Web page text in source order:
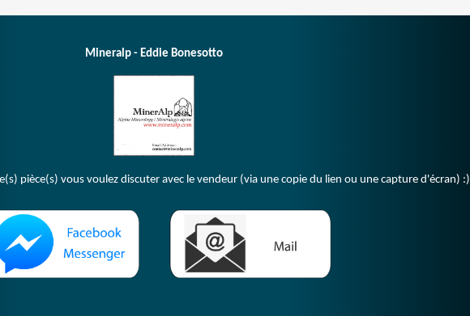
Mineralp - Eddie Bonesotto
pièce(s) vous voulez discuter avec le vendeur (via une copie du lien ou une capture d'écran) :)